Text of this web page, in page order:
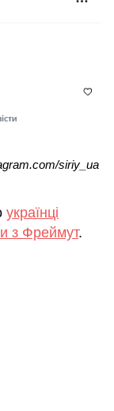
siriy_ua
українці
з Фреймут.